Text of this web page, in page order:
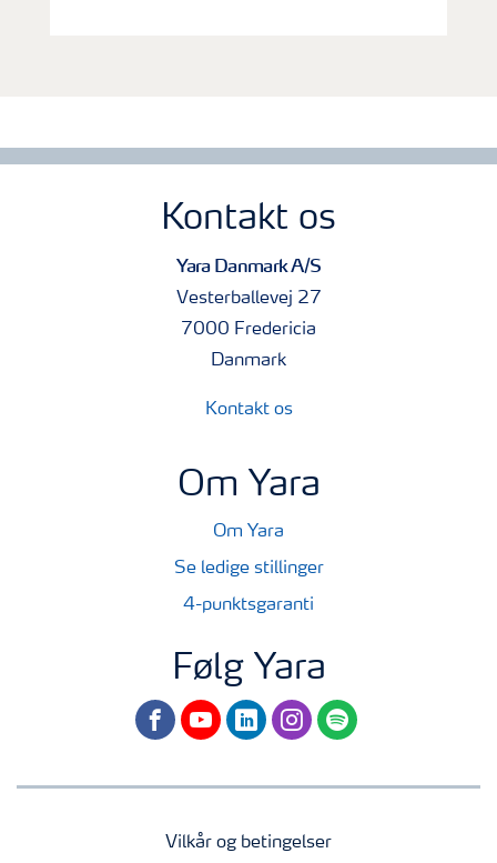
Kontakt os
Yara Danmark A/S
Vesterballevej 27
7000 Fredericia
Danmark
Kontakt os
Om Yara
Om Yara
Se ledige stillinger
4-punktsgaranti
Følg Yara
facebookyoutubelinkedininstagram
spotify
Vilkår og betingelser